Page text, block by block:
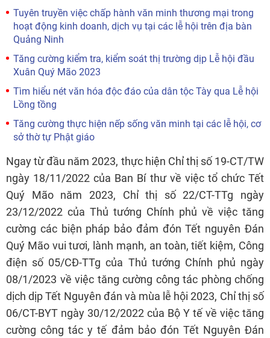
Tuyên truyền việc chấp hành văn minh thương mại trong
hoạt động kinh doanh, dịch vụ tại các lễ hội trên địa bàn
Quảng Ninh
Tăng cường kiểm tra, kiểm soát thị trường dịp Lễ hội đầu
Xuân Quý Mão 2023
Tìm hiểu nét văn hóa độc đáo của dân tộc Tày qua Lễ hội
Lồng tồng
Tăng cường thực hiện nếp sống văn minh tại các lễ hội, cơ
sở thờ tự Phật giáo
Ngay từ đầu năm 2023, thực hiện Chỉ thị số 19-CT/TW
ngày 18/11/2022 của Ban Bí thư về việc tổ chức Tết
Quý Mão năm 2023, Chỉ thị số 22/CT-TTg ngày
23/12/2022 của Thủ tướng Chính phủ về việc tăng
cường các biện pháp bảo đảm đón Tết nguyên Đán
Quý Mão vui tươi, lành mạnh, an toàn, tiết kiệm, Công
điện số 05/CĐ-TTg của Thủ tướng Chính phủ ngày
08/1/2023 về việc tăng cường công tác phòng chống
dịch dịp Tết Nguyên đán và mùa lễ hội 2023, Chỉ thị số
06/CT-BYT ngày 30/12/2022 của Bộ Y tế về việc tăng
cường công tác y tế đảm bảo đón Tết Nguyên Đán